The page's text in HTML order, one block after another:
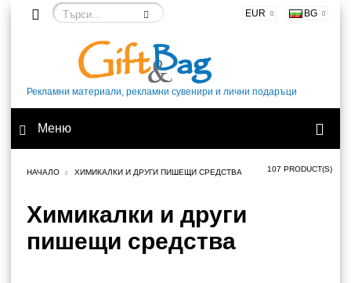
EUR BG
Рекламни материали, рекламни сувенири и лични подаръци
Меню
НАЧАЛО ХИМИКАЛКИ И ДРУГИ ПИШЕЩИ СРЕДСТВА 107 PRODUCT(S)
Химикалки и други
пишещи средства